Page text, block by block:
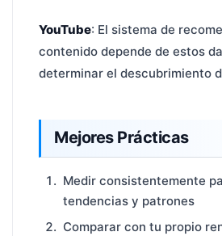
YouTube: El sistema de
contenido depende de estos
determinar el descubrimiento
Mejores Prácticas
Medir consistentemente
tendencias y patrones
Comparar con tu propio